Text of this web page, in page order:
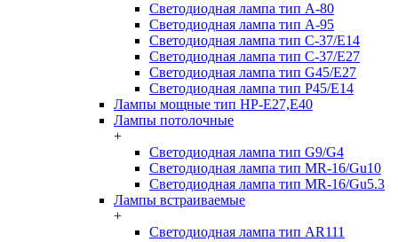
Светодиодная лампа тип A-80
Светодиодная лампа тип A-95
Светодиодная лампа тип C-37/Е14
Светодиодная лампа тип C-37/Е27
Светодиодная лампа тип G45/E27
Светодиодная лампа тип P45/E14
Лампы мощные тип HP-E27,E40
Лампы потолочные
+
Светодиодная лампа тип G9/G4
Светодиодная лампа тип MR-16/Gu10
Светодиодная лампа тип MR-16/Gu5.3
Лампы встраиваемые
+
Светодиодная лампа тип AR111